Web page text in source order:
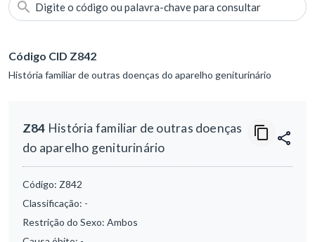
Digite o código ou palavra-chave para consultar
Código CID Z842
História familiar de outras doenças do aparelho geniturinário
Z84 História familiar de outras doenças
do aparelho geniturinário
Código: Z842
Classificação: -
Restrição do Sexo: Ambos